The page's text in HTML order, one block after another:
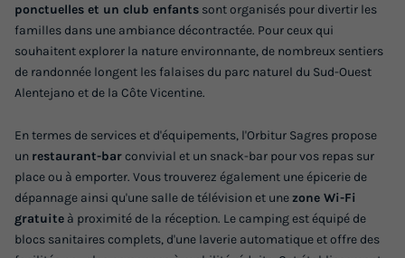
ponctuelles et un club enfants sont organisés pour divertir les
familles dans une ambiance décontractée. Pour ceux qui
souhaitent explorer la nature environnante, de nombreux sentiers
de randonnée longent les falaises du parc naturel du Sud-Ouest
Alentejano et de la Côte Vicentine.
En termes de services et d'équipements, l'Orbitur Sagres propose
un restaurant-barconvivial et un snack-bar pour vos repas sur
place ou à emporter. Vous trouverez également une épicerie de
dépannage ainsi qu'une salle de télévision et une zone Wi-Fi
gratuite à proximité de la réception. Le camping est équipé de
blocs sanitaires complets, d'une laverie automatique et offre des